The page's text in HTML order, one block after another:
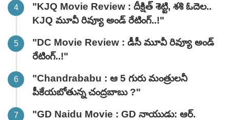
"KJQ Movie Review : దీక్షిత్ శెట్టి, శశి ఓదెల..
KJQ మూవీ రివ్యూ అండ్ రేటింగ్‌..!"
"DC Movie Review : డీసీ మూవీ రివ్యూ అండ్
రేటింగ్‌..!"
"Chandrababu : ఆ 5 గురు మంత్రులనీ
పీకేయబోతున్న చంద్రబాబు ?"
"GD Naidu Movie : GD నాయుడు: ఆర్.